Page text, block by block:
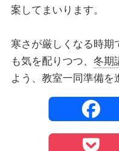
案してまいります。
寒さが厳しくなる時期
も気を配りつつ、 冬期
よう、教室一同準備を